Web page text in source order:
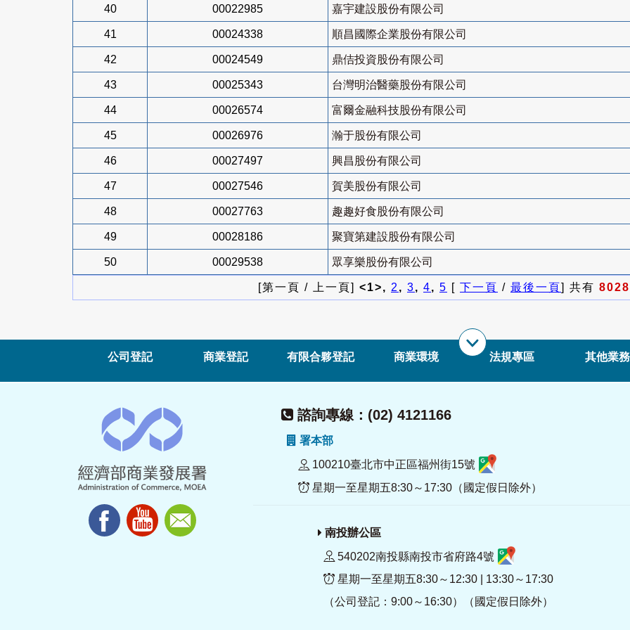
40 00022985 嘉宇建設股份有限公司
41 00024338 順昌國際企業股份有限公司
42 00024549 鼎佶投資股份有限公司
43 00025343 台灣明治醫藥股份有限公司
44 00026574 富爾金融科技股份有限公司
45 00026976 瀚于股份有限公司
46 00027497 興昌股份有限公司
47 00027546 賀美股份有限公司
48 00027763 趣趣好食股份有限公司
49 00028186 聚寶第建設股份有限公司
50 00029538 眾享樂股份有限公司
[第一頁 / 上一頁] <1>, 2, 3, 4, 5 [ 下一頁 / 最後一頁] 共有 8028
公司登記 商業登記 有限合夥登記 商業環境 法規專區 其他業務
諮詢專線：(02) 4121166
署本部
100210臺北市中正區福州街15號
星期一至星期五8:30～17:30（國定假日除外）
南投辦公區
540202南投縣南投市省府路4號
星期一至星期五8:30～12:30 | 13:30～17:30
（公司登記：9:00～16:30）（國定假日除外）